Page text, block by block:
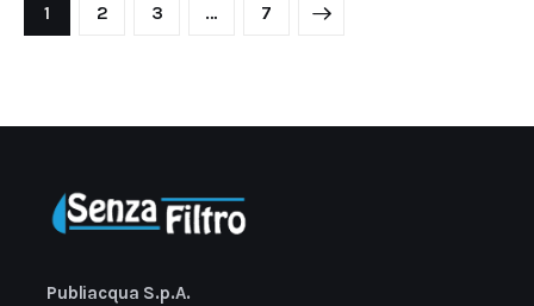
1 2 3 … 7
>
Publiacqua S.p.A.